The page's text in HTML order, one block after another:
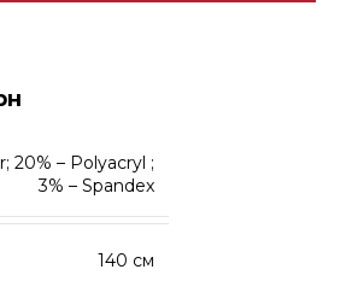
20% – Polyacryl ;
3% – Spandex
140 см